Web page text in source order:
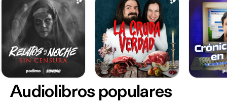
Audiolibros populares